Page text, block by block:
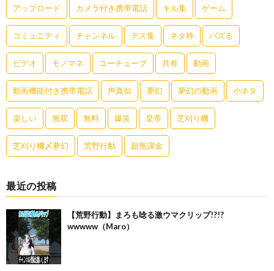
アップロード カメラ付き携帯電話 キル集 ゲーム
コミュニティ チャンネル デス集 ネタ枠 バズる
ビデオ モノマネ ユーチューブ 共有 動画
動画機能付き携帯電話 声真似 夢幻 夢幻の動画 小ネタ
楽しい 無双 無料 爆笑 皇帝 芝刈り機
芝刈り機〆夢幻 荒野行動 超無課金
最近の投稿
【荒野行動】まろも唸る激ウマクリップ!?!?
wwwww（Maro）